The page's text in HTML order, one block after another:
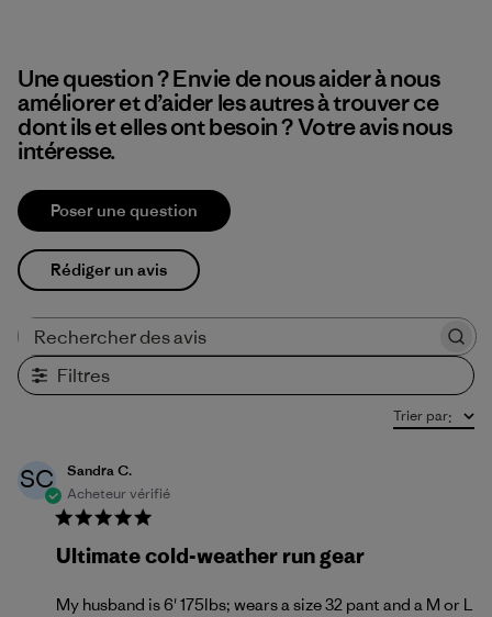
Une question ? Envie de nous aider à nous
améliorer et d’aider les autres à trouver ce
dont ils et elles ont besoin ? Votre avis nous
intéresse.
Poser une question
Rédiger un avis
Filtres
Trier par:
SC
Sandra C.
Acheteur vérifié
Ultimate cold-weather run gear
My husband is 6' 175lbs; wears a size 32 pant and a M or L